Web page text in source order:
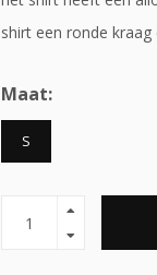
shirt een ronde
Maat:
S